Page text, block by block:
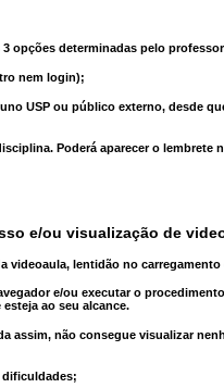
opções determinadas pelo
nem login);
USP ou público externo, desde
. Poderá aparecer o lembrete
e/ou visualização de
videoaula, lentidão no
e/ou executar o
esteja ao seu alcance.
assim, não consegue visualizar
dificuldades;